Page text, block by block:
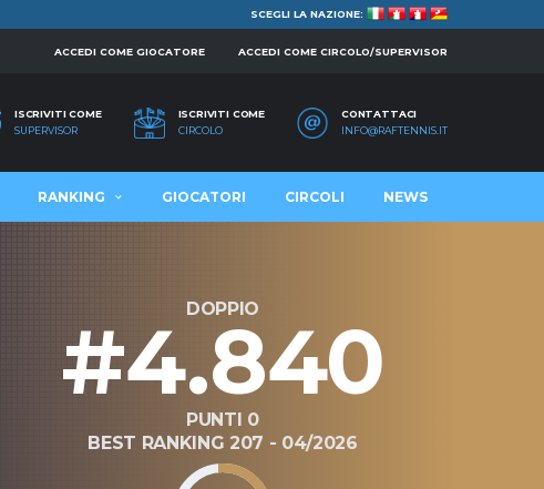
SCEGLI LA NAZIONE:
ACCEDI COME GIOCATORE ACCEDI COME CIRCOLO/SUPERVISOR
ISCRIVITI COME
SUPERVISOR
ISCRIVITI COME
CIRCOLO
CONTATTACI
INFO@RAFTENNIS.IT
RANKING GIOCATORI CIRCOLI NEWS
DOPPIO
#4.840
PUNTI 0
BEST RANKING 207 - 04/2026